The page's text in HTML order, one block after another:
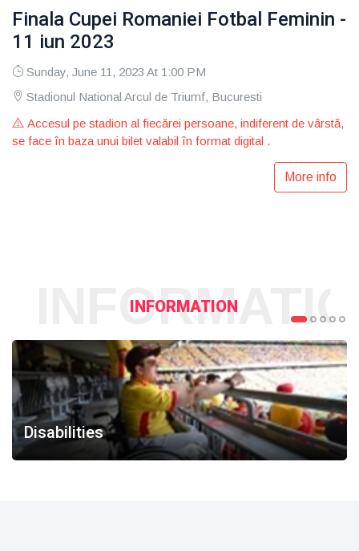
Finala Cupei Romaniei Fotbal Feminin -
11 iun 2023
Sunday, June 11, 2023 At 1:00 PM
Stadionul National Arcul de Triumf, Bucuresti
Accesul pe stadion al fiecărei persoane, indiferent de vârstă,
se face în baza unui bilet valabil în format digital .
More info
INFORMATION
Disabilities